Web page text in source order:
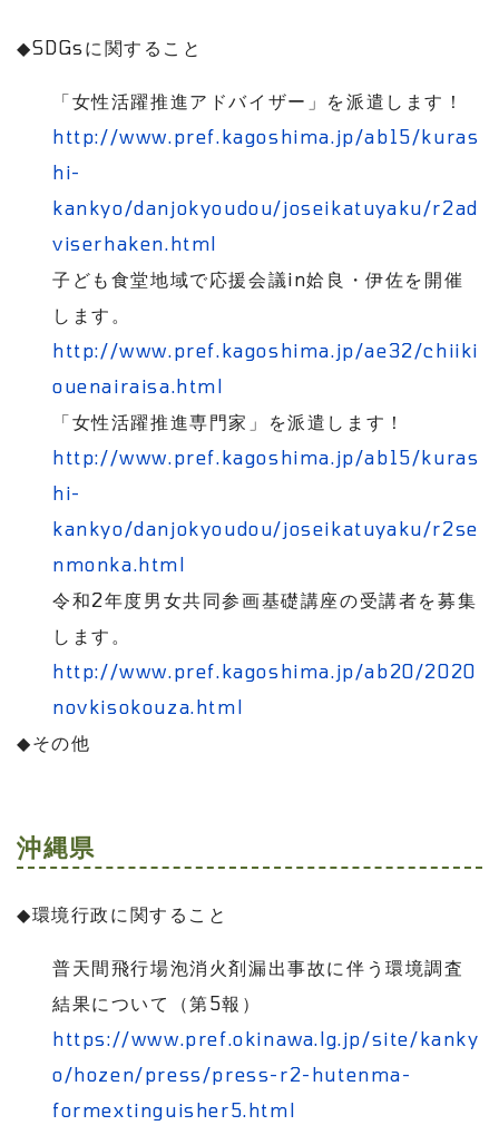
◆SDGsに関すること
「女性活躍推進アドバイザー」を派遣します！
http://www.pref.kagoshima.jp/ab15/kuras
hi-
kankyo/danjokyoudou/joseikatuyaku/r2ad
viserhaken.html
子ども食堂地域で応援会議in姶良・伊佐を開催
します。
http://www.pref.kagoshima.jp/ae32/chiiki
ouenairaisa.html
「女性活躍推進専門家」を派遣します！
http://www.pref.kagoshima.jp/ab15/kuras
hi-
kankyo/danjokyoudou/joseikatuyaku/r2se
nmonka.html
令和2年度男女共同参画基礎講座の受講者を募集
します。
http://www.pref.kagoshima.jp/ab20/2020
novkisokouza.html
◆その他
沖縄県
◆環境行政に関すること
普天間飛行場泡消火剤漏出事故に伴う環境調査
結果について（第5報）
https://www.pref.okinawa.lg.jp/site/kanky
o/hozen/press/press-r2-hutenma-
formextinguisher5.html